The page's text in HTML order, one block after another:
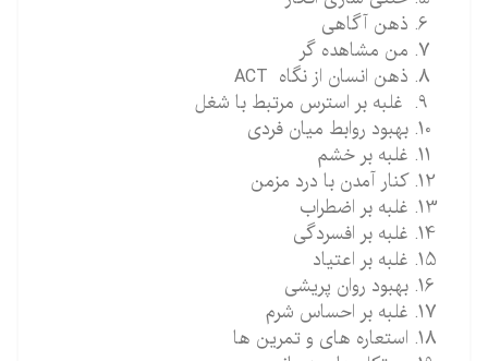
ذهن آگاهی
من مشاهده گر
ذهن انسان از نگاه ACT
غلبه بر استرس مرتبط با شغل
بهبود روابط میان فردی
غلبه بر خشم
کنار آمدن با درد مزمن
غلبه بر اضطراب
غلبه بر افسردگی
غلبه بر اعتیاد
بهبود روان پریشی
غلبه بر احساس شرم
استعاره های و تمرین ها